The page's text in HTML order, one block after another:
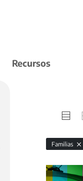
Recursos
Familias